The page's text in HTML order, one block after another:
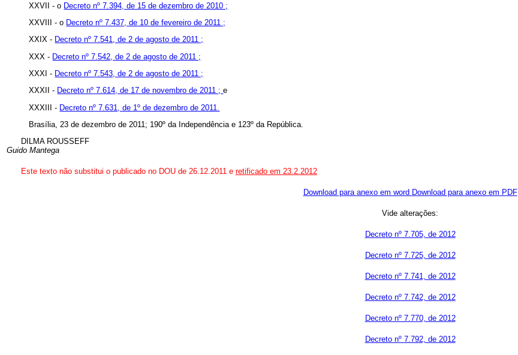
XXVII - o Decreto nº 7.394, de 15 de dezembro de 2010 ;
XXVIII - o Decreto nº 7.437, de 10 de fevereiro de 2011 ;
XXIX - Decreto nº 7.541, de 2 de agosto de 2011 ;
XXX - Decreto nº 7.542, de 2 de agosto de 2011 ;
XXXI - Decreto nº 7.543, de 2 de agosto de 2011 ;
XXXII - Decreto nº 7.614, de 17 de novembro de 2011 ;e
XXXIII - Decreto nº 7.631, de 1º de dezembro de 2011.
Brasília, 23 de dezembro de 2011; 190º da Independência e 123º da República.
DILMA ROUSSEFF
Guido Mantega
Este texto não substitui o publicado no DOU de 26.12.2011 e retificado em 23.2.2012
Download para anexo em word Download para anexo em PDF
Vide alterações:
Decreto nº 7.705, de 2012
Decreto nº 7.725, de 2012
Decreto nº 7.741, de 2012
Decreto nº 7.742, de 2012
Decreto nº 7.770, de 2012
Decreto nº 7.792, de 2012